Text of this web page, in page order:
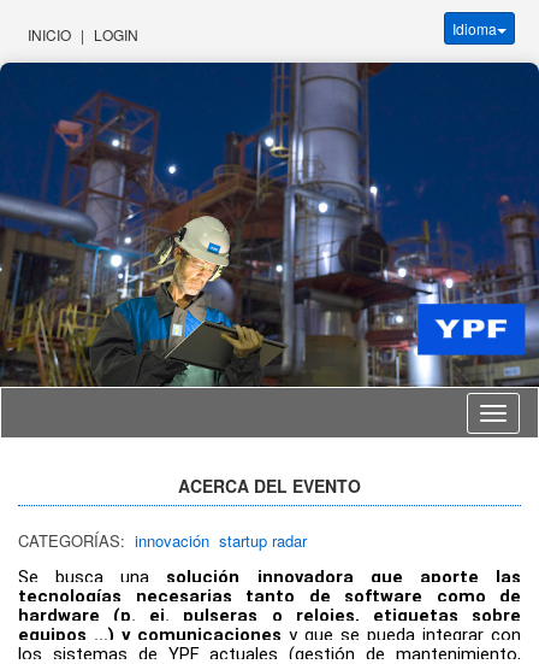
INICIO | LOGIN Idioma
Idioma
ACERCA DEL EVENTO
CATEGORÍAS: innovación startup radar
Se busca una solución innovadora que aporte las
tecnologías necesarias tanto de software como de
hardware (p. ej. pulseras o relojes, etiquetas sobre
equipos …) y comunicaciones y que se pueda integrar con
los sistemas de YPF actuales (gestión de mantenimiento,